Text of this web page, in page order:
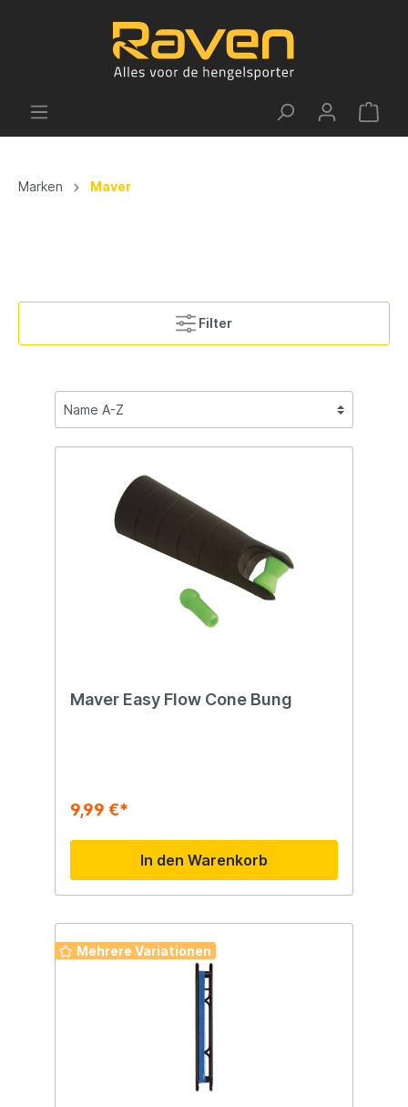
Marken Maver
Filter
Maver Easy Flow Cone Bung
9,99 €*
In den Warenkorb
Mehrere Variationen